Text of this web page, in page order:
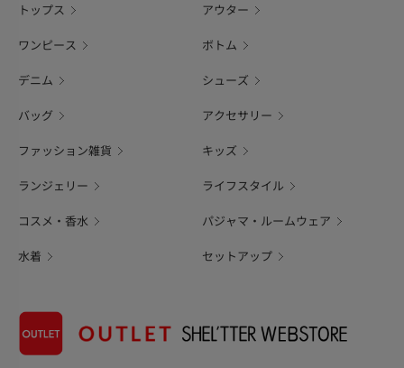
トップス アウター
ワンピース ボトム
デニム シューズ
バッグ アクセサリー
ファッション雑貨 キッズ
ランジェリー ライフスタイル
コスメ・香水 パジャマ・ルームウェア
水着 セットアップ